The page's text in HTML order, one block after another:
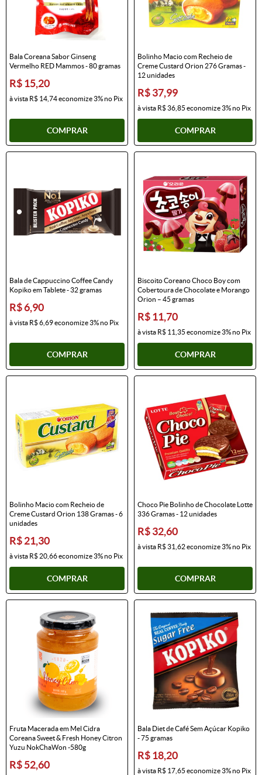
Bala Coreana Sabor Ginseng
Vermelho RED Mammos - 80 gramas
R$ 15,20
à vista R$ 14,74economize3%no Pix
COMPRAR
Bolinho Macio com Recheio de
Creme Custard Orion 276 Gramas -
12 unidades
R$ 37,99
à vista R$ 36,85 economize3%no Pix
COMPRAR
Bala de Cappuccino Coffee Candy
Kopiko em Tablete - 32 gramas
R$ 6,90
à vista R$ 6,69economize3%no Pix
COMPRAR
Biscoito Coreano Choco Boy com
Cobertoura de Chocolate e Morango
Orion – 45 gramas
R$ 11,70
à vista R$ 11,35 economize3%no Pix
COMPRAR
Bolinho Macio com Recheio de
Creme Custard Orion 138 Gramas - 6
unidades
R$ 21,30
à vista R$ 20,66economize3%no Pix
COMPRAR
Choco Pie Bolinho de Chocolate Lotte
336 Gramas - 12 unidades
R$ 32,60
à vista R$ 31,62economize3%no Pix
COMPRAR
Fruta Macerada em Mel Cidra
Coreana Sweet & Fresh Honey Citron
Yuzu NokChaWon -580g
R$ 52,60
Bala Diet de Café Sem Açúcar Kopiko
- 75 gramas
R$ 18,20
à vista R$ 17,65 economize3%no Pix